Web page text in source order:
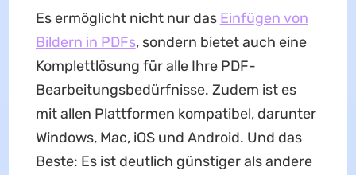
Es ermöglicht nicht nur das Einfügen von
Bildern in PDFs, sondern bietet auch eine
Komplettlösung für alle Ihre PDF-
Bearbeitungsbedürfnisse. Zudem ist es
mit allen Plattformen kompatibel, darunter
Windows, Mac, iOS und Android. Und das
Beste: Es ist deutlich günstiger als andere